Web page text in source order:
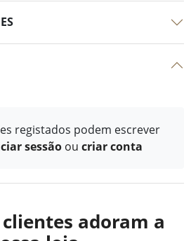
registados podem escrever
sessão ou criar conta
adoram a